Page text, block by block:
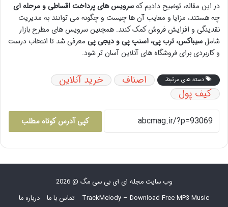
در این مقاله، توضیح دادیم کهسرویس های پرداخت اقساطی و مرحله ای
چه هستند، مزایا و معایب آن ها چیست و چگونه می توانند به مدیریت
نقدینگی و افزایش فروش کمک کنند. همچنین سرویس های مطرح بازار
شاملسیباکس، ترب پی، اسنپ پی و دیجی پی معرفی شد تا انتخاب درست
و کاربردی برای فروشگاه های آنلاین آسان تر شود.
دسته های مرتبط اصناف
خرید آنلاین
کیف پول
کپی آدرس کوتاه مطلب
وب سایت مجله ای ای بی سی مگ @ 2026
TrackMelody – Download Free MP3 Music
تماس با ما درباره ما